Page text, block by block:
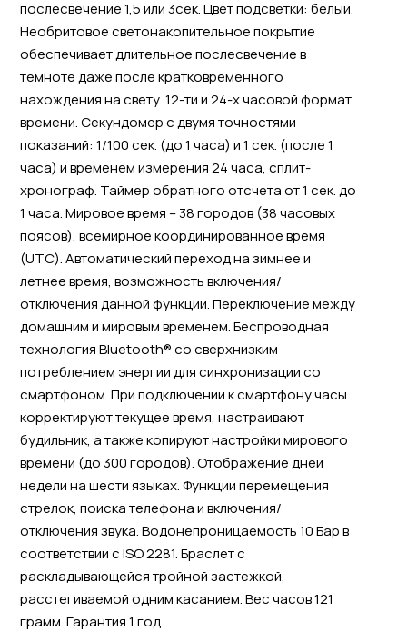
послесвечение 1,5 или 3сек. Цвет подсветки: белый.
Необритовое светонакопительное покрытие
обеспечивает длительное послесвечение в
темноте даже после кратковременного
нахождения на свету. 12-ти и 24-х часовой формат
времени. Секундомер с двумя точностями
показаний: 1/100 сек. (до 1 часа) и 1 сек. (после 1
часа) и временем измерения 24 часа, сплит-
хронограф. Таймер обратного отсчета от 1 сек. до
1 часа. Мировое время – 38 городов (38 часовых
поясов), всемирное координированное время
(UTC). Автоматический переход на зимнее и
летнее время, возможность включения/
отключения данной функции. Переключение между
домашним и мировым временем. Беспроводная
технология Bluetooth® со сверхнизким
потреблением энергии для синхронизации со
смартфоном. При подключении к смартфону часы
корректируют текущее время, настраивают
будильник, а также копируют настройки мирового
времени (до 300 городов). Отображение дней
недели на шести языках. Функции перемещения
стрелок, поиска телефона и включения/
отключения звука. Водонепроницаемость 10 Бар в
соответствии с ISO 2281. Браслет с
раскладывающейся тройной застежкой,
расстегиваемой одним касанием. Вес часов 121
грамм. Гарантия 1 год.